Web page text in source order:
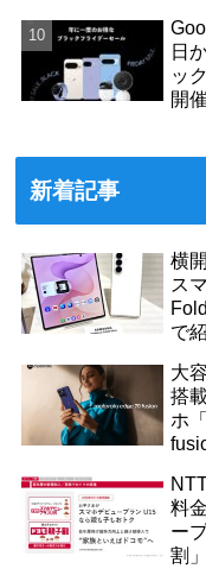
ト
日
ッ
開
新着記事
横
ス
で
ト】
大
搭
ホ
過
料
ー
割